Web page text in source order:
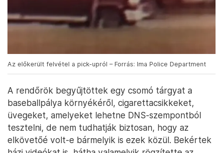
Az előkerült felvétel a pick-upról – Forrás: lma Police Department
A rendőrök begyűjtöttek egy csomó tárgyat a
baseballpálya környékéről, cigarettacsikkeket,
üvegeket, amelyeket lehetne DNS-szempontból
tesztelni, de nem tudhatják biztosan, hogy az
elkövetőé volt-e bármelyik is ezek közül. Bekértek